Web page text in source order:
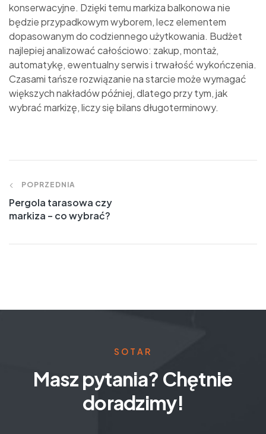
konserwacyjne. Dzięki temu markiza balkonowa nie
będzie przypadkowym wyborem, lecz elementem
dopasowanym do codziennego użytkowania. Budżet
najlepiej analizować całościowo: zakup, montaż,
automatykę, ewentualny serwis i trwałość wykończenia.
Czasami tańsze rozwiązanie na starcie może wymagać
większych nakładów później, dlatego przy tym, jak
wybrać markizę, liczy się bilans długoterminowy.
POPRZEDNIA
Pergola tarasowa czy
markiza – co wybrać?
SOTAR
Masz pytania? Chętnie
doradzimy!